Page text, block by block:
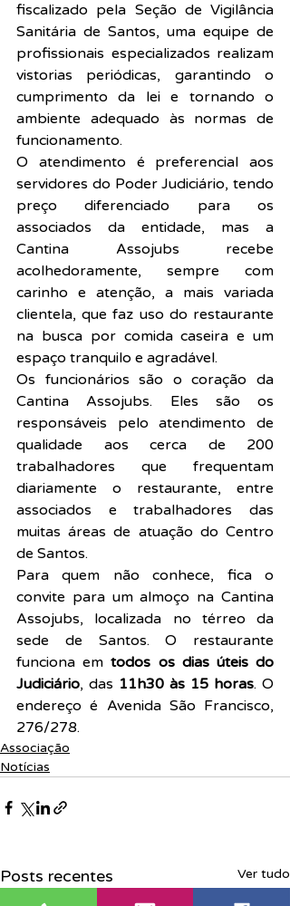
fiscalizado pela Seção de Vigilância
Sanitária de Santos, uma equipe de
profissionais especializados realizam
vistorias periódicas, garantindo o
cumprimento da lei e tornando o
ambiente adequado às normas de
funcionamento.
O atendimento é preferencial aos
servidores do Poder Judiciário, tendo
preço diferenciado para os
associados da entidade, mas a
Cantina Assojubs recebe
acolhedoramente, sempre com
carinho e atenção, a mais variada
clientela, que faz uso do restaurante
na busca por comida caseira e um
espaço tranquilo e agradável.
Os funcionários são o coração da
Cantina Assojubs. Eles são os
responsáveis pelo atendimento de
qualidade aos cerca de 200
trabalhadores que frequentam
diariamente o restaurante, entre
associados e trabalhadores das
muitas áreas de atuação do Centro
de Santos.
Para quem não conhece, fica o
convite para um almoço na Cantina
Assojubs, localizada no térreo da
sede de Santos. O restaurante
funciona em todos os dias úteis do
Judiciário, das 11h30 às 15 horas. O
endereço é Avenida São Francisco,
276/278.
Associação
Notícias
Posts recentes Ver tudo